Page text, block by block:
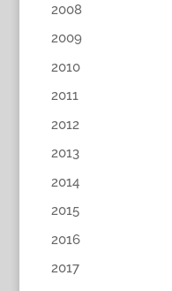
2008
2009
2010
2011
2012
2013
2014
2015
2016
2017